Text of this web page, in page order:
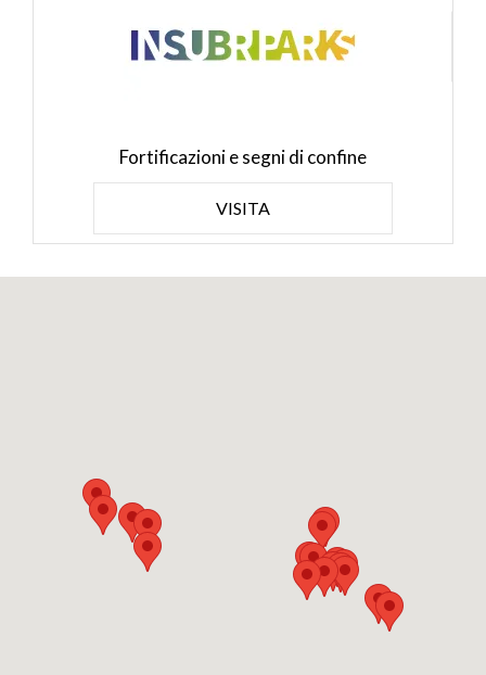
Fortificazioni e segni di confine
VISITA